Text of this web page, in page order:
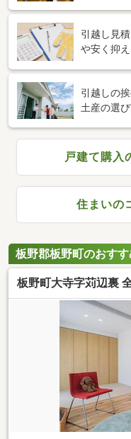
引越し見
や安く抑
引越しの
土産の選
戸建て購入
住まいの
板野郡板野町のおす
板野町大寺字苅辺裏